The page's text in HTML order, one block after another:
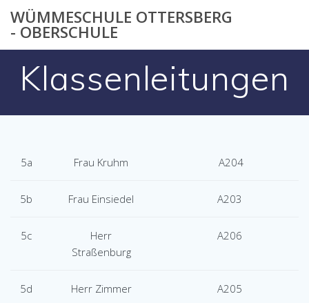
Inhalt
WÜMMESCHULE OTTERSBERG
- OBERSCHULE
Klassenleitungen
5a Frau Kruhm A204
5b Frau Einsiedel A203
5c
Herr
Straßenburg
A206
5d Herr Zimmer A205